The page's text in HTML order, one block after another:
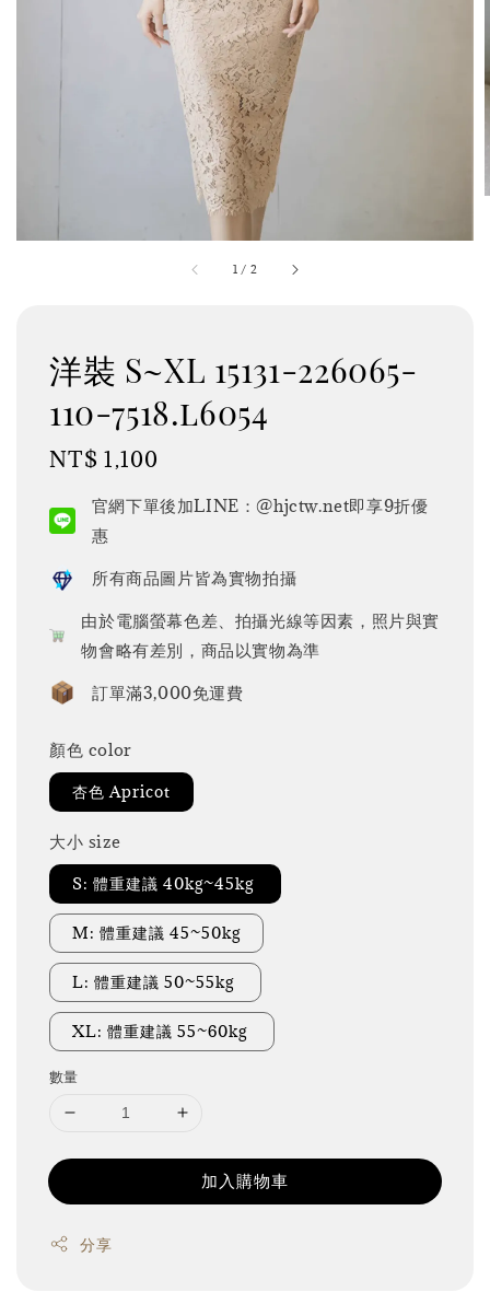
1 / 2
洋裝 S~XL 15131-226065-
110-7518.l6054
Regular
NT$ 1,100
官網下單後加LINE：@hjctw.net即享9折優
惠
所有商品圖片皆為實物拍攝
由於電腦螢幕色差、拍攝光線等因素，照片與實
物會略有差別，商品以實物為準
訂單滿3,000免運費
顏色 color
杏色 Apricot
大小 size
S: 體重建議 40kg~45kg
M: 體重建議 45~50kg
L: 體重建議 50~55kg
XL: 體重建議 55~60kg
數量
加入購物車
分享